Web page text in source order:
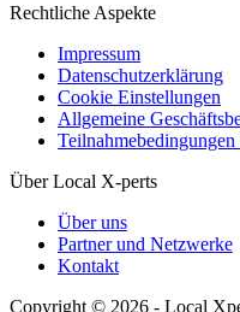
Rechtliche Aspekte
Impressum
Datenschutzerklärung
Cookie Einstellungen
Allgemeine
Über Local X-perts
Über uns
Partner und Netzwerke
Kontakt
Copyright © 2026 - Local